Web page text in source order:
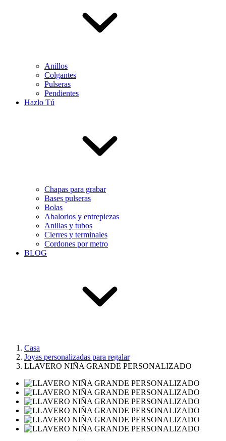
Anillos
Colgantes
Pulseras
Pendientes
Hazlo Tú
Chapas para grabar
Bases pulseras
Bolas
Abalorios y entrepiezas
Anillas y tubos
Cierres y terminales
Cordones por metro
BLOG
Casa
Joyas personalizadas para regalar
LLAVERO NIÑA GRANDE PERSONALIZADO